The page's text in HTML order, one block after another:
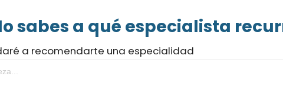
sabes a qué especialista
a recomendarte una especialidad